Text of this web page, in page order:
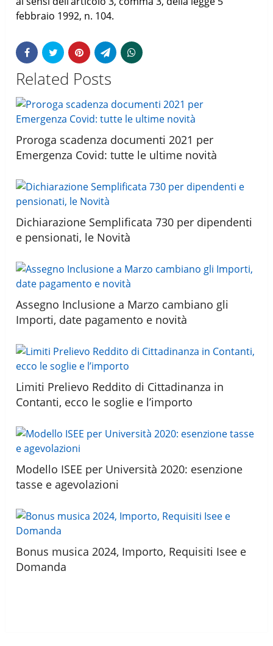
febbraio 1992, n. 104.
Related Posts
Proroga scadenza documenti 2021 per
Emergenza Covid: tutte le ultime novità
Dichiarazione Semplificata 730 per dipendenti
e pensionati, le Novità
Assegno Inclusione a Marzo cambiano gli
Importi, date pagamento e novità
Limiti Prelievo Reddito di Cittadinanza in
Contanti, ecco le soglie e l’importo
Modello ISEE per Università 2020: esenzione
tasse e agevolazioni
Bonus musica 2024, Importo, Requisiti Isee e
Domanda